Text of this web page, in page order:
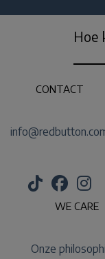
Hoe
CONTACT
WE CARE
Onze